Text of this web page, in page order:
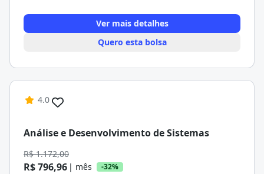
Ver mais detalhes
Quero esta bolsa
4.0
Análise e Desenvolvimento de Sistemas
R$ 1.172,00
R$ 796,96 | mês -32%